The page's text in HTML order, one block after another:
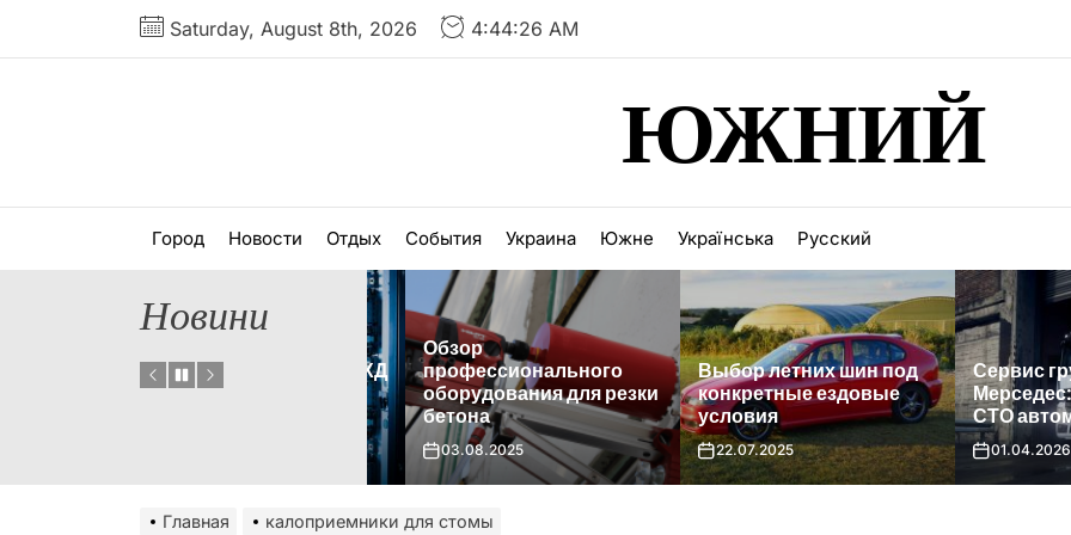
Saturday, August 8th, 2026 4:44:27 AM
ЮЖНИЙ
Город Новости Отдых События Украина Южне Українська Русский
Новини
Что такое гибридная СХД
и когда ее стоит
Обзор
профессионального
оборудования для резки
бетона
03.08.2025
Выбор летних шин под
конкретные ездовые
условия
22.07.2025
Сервис
Мерседес:
СТО
01.04.2026
Главная калоприемники для стомы